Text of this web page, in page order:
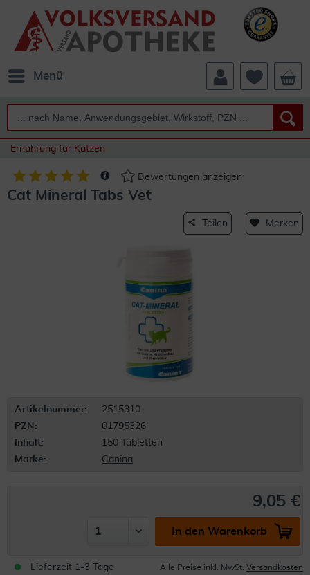
Menü
Ernährung für Katzen
Bewertungen anzeigen
Cat Mineral Tabs Vet
Teilen Merken
Artikelnummer:
2515310
PZN:
01795326
Inhalt:
150 Tabletten
Marke:
Canina
9,05 €
In den Warenkorb
Lieferzeit 1-3 Tage Alle Preise inkl. MwSt. Versandkosten